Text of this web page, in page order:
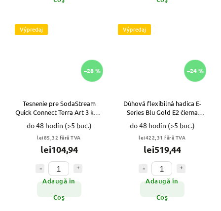
Výpredaj
–28 %
Tesnenie pre SodaStream
Quick Connect Terra Art 3 kusy
VYPR
do 48 hodín (>5 buc.)
lei85,32 fără TVA
lei104,94
Adaugă în
Coş
Výpredaj
–24 %
Dúhová flexibilná hadica E-
Series Blu Gold E2 čierna
VYPR
do 48 hodín (>5 buc.)
lei422,31 fără TVA
lei519,44
Adaugă în
Coş